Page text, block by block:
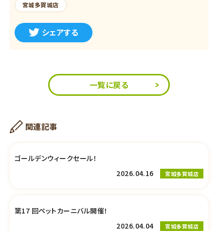
宮城多賀城店
シェアする
一覧に戻る
関連記事
ゴールデンウィークセール！
2026.04.16
宮城多賀城店
第17 回ペットカーニバル開催！
2026.04.04
宮城多賀城店